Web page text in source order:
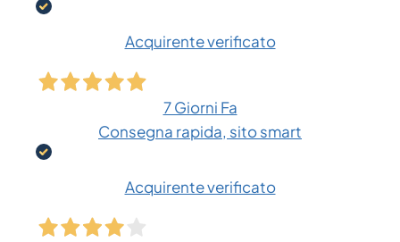
Acquirente verificato
7 Giorni Fa
Consegna rapida, sito smart
Acquirente verificato